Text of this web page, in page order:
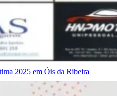
2025 em Óis da Ribeira